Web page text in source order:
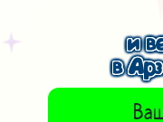
и
в